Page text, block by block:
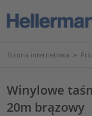
Strona internetowa >
Winylowe
20m brązowy